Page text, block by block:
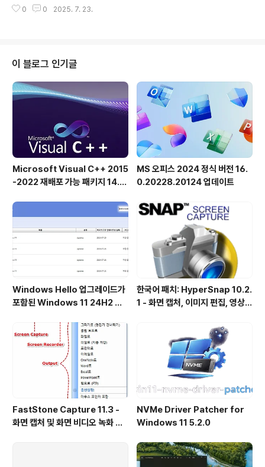
저장◆ PDF 다중 페이지 지원◆ 스캔한 PDF 파일의 품
니다.MobileFileSearch를 사용하면 파일을 크기, 생성
ML/XML/JSON 파일로 내보낼 수 있습니다. 인터페이스
는 간단하고 결과 지향적인 방식으로 구성되어 있어 검색
을 쉽게 미세 조정할 수 있습니다. MobileFileSearch는
어떤 사용자의 기술 수준에서도 편안하게 사용할 수 있습
니다.MobileFileSearch를 사용하면 명령줄에서 검색
0 0 2025. 7. 23.
이 블로그 인기글
Microsoft Visual C++ 2015
-2022 재배포 가능 패키지 14.5
MS 오피스 2024 정식 버전 16.
0.20228.20124 업데이트
Windows Hello 업그레이드가
포함된 Windows 11 24H2 및
한국어 패치: HyperSnap 10.2.
1 - 화면 캡처, 이미지 편집, 영상
FastStone Capture 11.3 -
화면 캡처 및 화면 비디오 녹화 도
NVMe Driver Patcher for
Windows 11 5.2.0